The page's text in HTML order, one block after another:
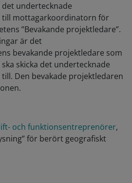
undertecknade
till mottagarkoordinatorn för
”Bevakande projektledare”.
är det
bevakande projektledare som
skicka det undertecknade
Den bevakade projektledaren
och funktionsentreprenörer,
för berört geografiskt